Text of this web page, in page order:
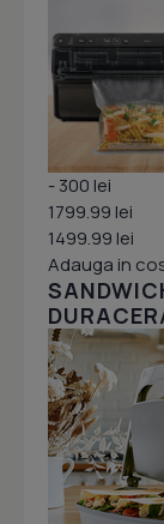
- 300 lei
1799.99 lei
1499.99 lei
Adauga in